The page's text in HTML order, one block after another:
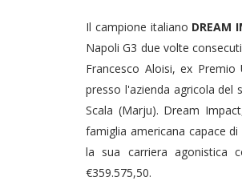
Il campione italiano DREAM
Napoli G3 due volte
Francesco Aloisi, ex
presso l'azienda agricola del
Scala (Marju). Dream
famiglia americana capace
la sua carriera agonistica
€359.575,50.